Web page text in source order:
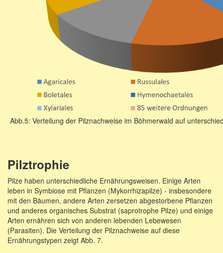
Abb.5: Verteilung der Pilznachweise im Böhmerwald auf
Pilztrophie
Pilze haben unterschiedliche Ernährungsweisen. Einige Arten
leben in Symbiose mit Pflanzen (Mykorrhizapilze) - insbesondere
mit den Bäumen, andere Arten zersetzen abgestorbene Pflanzen
und anderes organisches Substrat (saprotrophe Pilze) und einige
Arten ernähren sich von anderen lebenden Lebewesen
(Parasiten). Die Verteilung der Pilznachweise auf diese
Ernährungstypen zeigt Abb. 7.